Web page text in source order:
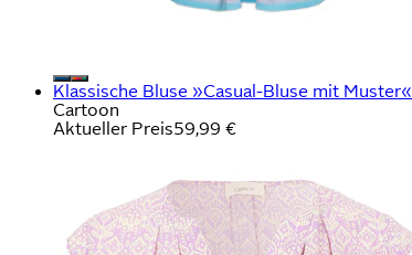
Klassische Bluse »Casual-Bluse mit Muster«
Cartoon
Aktueller Preis59,99 €